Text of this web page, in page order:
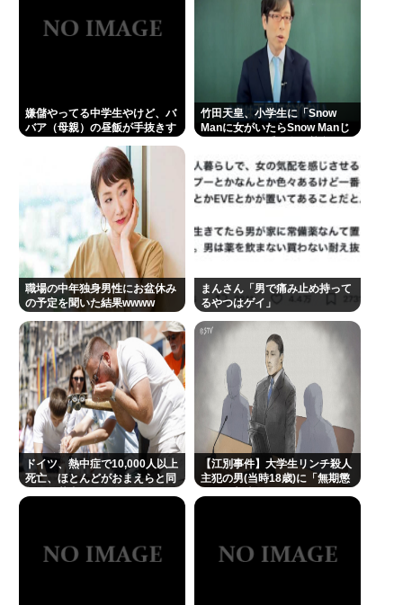
嫌儲やってる中学生やけど、バ
バア（母親）の昼飯が手抜きす
竹田天皇、小学生に「Snow
Manに女がいたらSnow Manじ
職場の中年独身男性にお盆休み
の予定を聞いた結果wwww
まんさん「男で痛み止め持って
るやつはゲイ」
ドイツ、熱中症で10,000人以上
死亡、ほとんどがおまえらと同
【江別事件】大学生リンチ殺人
主犯の男(当時18歳)に「無期懲